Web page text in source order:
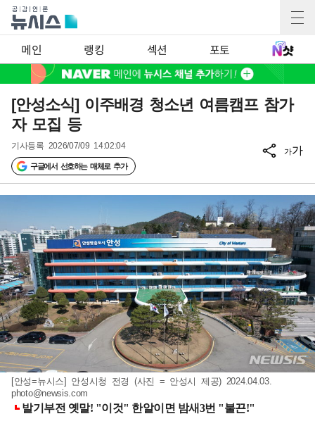
메인 랭킹 섹션 포토
[안성소식] 이주배경 청소년 여름캠프 참가
자 모집 등
기사등록 2026/07/09 14:02:04
구글에서 선호하는 매체로 추가
가가
[안성=뉴시스] 안성시청 전경 (사진 = 안성시 제공) 2024.04.03.
photo@newsis.com